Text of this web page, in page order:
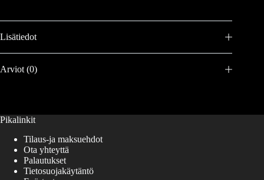
Lisätiedot
Arviot (0)
Pikalinkit
Tilaus-ja maksuehdot
Ota yhteyttä
Palautukset
Tietosuojakäytäntö